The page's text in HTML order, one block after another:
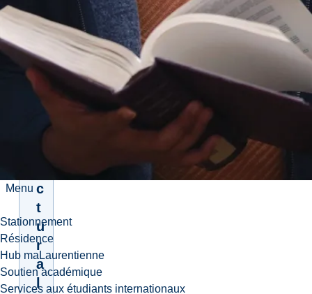
Menu
Stationnement
Résidence
Hub maLaurentienne
Soutien académique
Services aux étudiants internationaux
Anglais
A
r
c
h
c
t
u
r
a
l